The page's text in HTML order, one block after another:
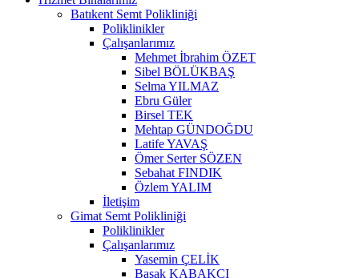
Batıkent Semt Polikliniği
Poliklinikler
Çalışanlarımız
Mehmet İbrahim ÖZET
Sibel BÖLÜKBAŞ
Selma YILMAZ
Ebru Güler
Birsel TEK
Mehtap GÜNDOĞDU
Latife YAVAŞ
Ömer Serter SÖZEN
Sebahat FINDIK
Özlem YALIM
İletişim
Gimat Semt Polikliniği
Poliklinikler
Çalışanlarımız
Yasemin ÇELİK
Başak KABAKCI